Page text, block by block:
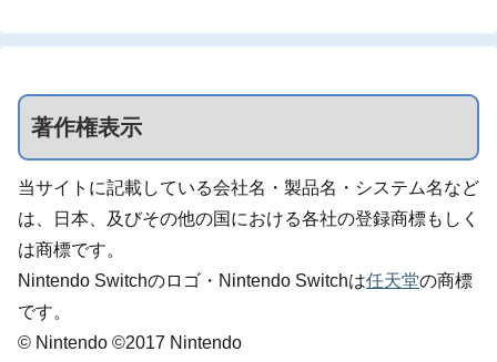
著作権表示
当サイトに記載している会社名・製品名・システム名など
は、日本、及びその他の国における各社の登録商標もしく
は商標です。
Nintendo Switchのロゴ・Nintendo Switchは任天堂の商標
です。
© Nintendo ©2017 Nintendo